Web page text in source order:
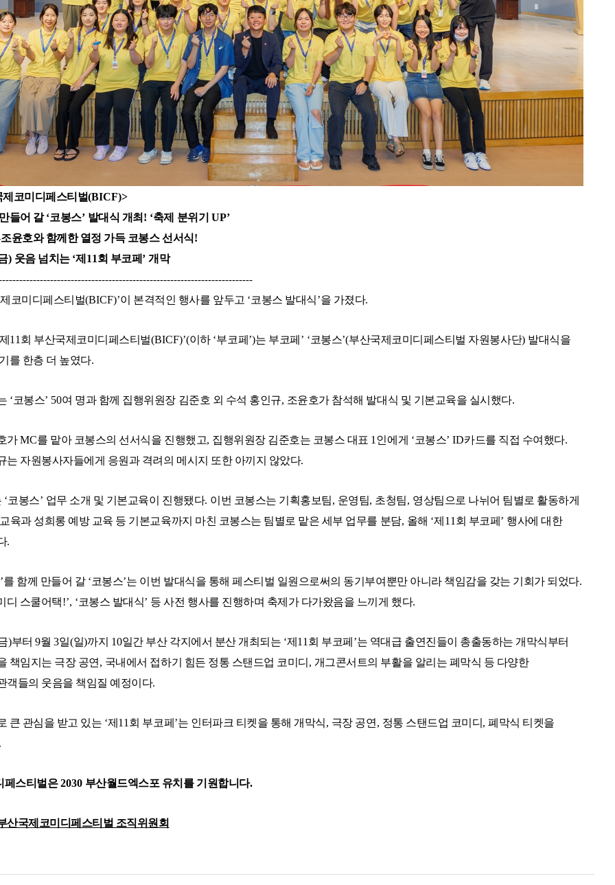
제코미디페스티벌(BICF)>
들어 갈‘코봉스’ 발대식 개최 ! ‘축제 분위기 UP’
조윤호와 함께한 열정 가득 코봉스 선서식!
) 웃음 넘치는 ‘제 11회 부코페 ’개막
코미디페스티벌(BICF)’이 본격적인 행사를 앞두고 ‘코봉스 발대식’을 가졌다.
제 11회 부산국제코미디페스티벌(BICF)’(이하 ‘부코페 ’)는 부코페 ’ ‘코봉스’(부산국제코미디페스티벌 자원봉사단) 발대식을
를 한층 더 높였다.
‘코봉스’ 50여 명과 함께 집행위원장 김준호 외 수석 홍인규, 조윤호가 참석해 발대식 및 기본교육을 실시했다.
가MC를 맡아 코봉스의 선서식을 진행했고, 집행위원장 김준호는 코봉스 대표 1인에게 ‘코봉스’ ID카드를 직접 수여했다.
는 자원봉사자들에게 응원과 격려의 메시지 또한 아끼지 않았다.
‘코봉스’ 업무 소개 및 기본교육이 진행됐다. 이번 코봉스는 기획홍보팀, 운영팀, 초청팀, 영상팀으로 나뉘어 팀별로 활동하게
육과 성희롱 예방 교육 등 기본교육까지 마친 코봉스는 팀별로 맡은 세부 업무를 분담, 올해 ‘제 11회 부코페 ’ 행사에 대한
.
’를 함께 만들어 갈 ‘코봉스’는 이번 발대식을 통해 페스티벌 일원으로써의 동기부여뿐만 아니라 책임감을 갖는 기회가 되었다.
디 스쿨어택!’, ‘코봉스 발대식’ 등 사전 행사를 진행하며 축제가 다가왔음을 느끼게 했다.
)부터9월3일(일)까지 10일간 부산 각지에서 분산 개최되는 ‘제 11회 부코페 ’는 역대급 출연진들이 총출동하는 개막식부터
책임지는 극장 공연, 국내에서 접하기 힘든 정통 스탠드업 코미디 , 개그콘서트의 부활을 알리는 폐막식 등 다양한
객들의 웃음을 책임질 예정이다.
큰 관심을 받고 있는 ‘제 11회 부코페 ’는 인터파크 티켓을 통해 개막식, 극장 공연, 정통 스탠드업 코미디 ,폐막식 티켓을
페스티벌은2030 부산월드엑스포 유치를 기원합니다.
산국제코미디페스티벌 조직위원회